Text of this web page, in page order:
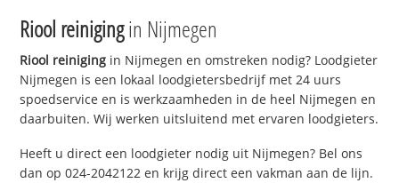
Riool reinigingin Nijmegen
Riool reiniging in Nijmegen en omstreken nodig? Loodgieter
Nijmegen is een lokaal loodgietersbedrijf met 24 uurs
spoedservice en is werkzaamheden in de heel Nijmegen en
daarbuiten. Wij werken uitsluitend met ervaren loodgieters.
Heeft u direct een loodgieter nodig uit Nijmegen? Bel ons
dan op 024-2042122 en krijg direct een vakman aan de lijn.